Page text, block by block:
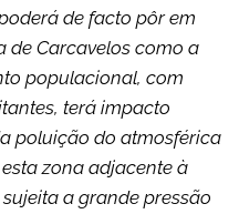
de facto pôr em
de Carcavelos como a
populacional, com
terá impacto
poluição do atmosférica
zona adjacente à
a grande pressão